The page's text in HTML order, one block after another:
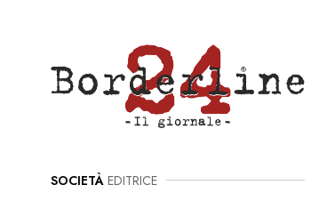
SOCIETÀ EDITRICE